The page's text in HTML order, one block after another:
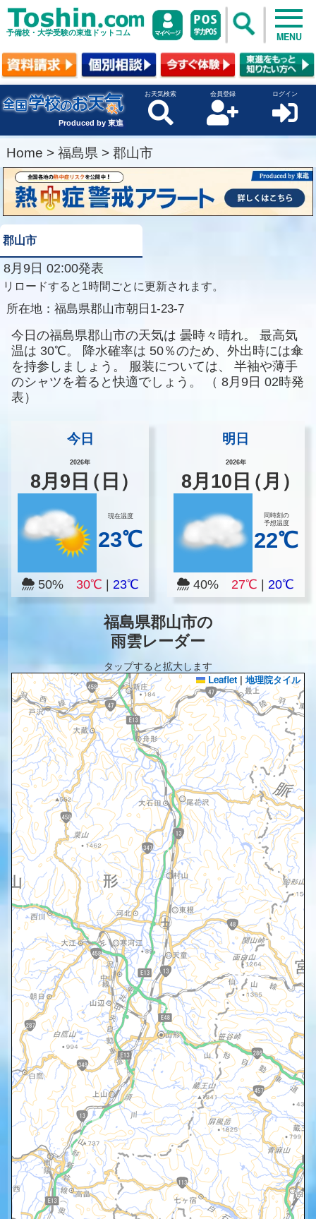
予備校・大学受験の東進ドットコム MENU
Produced by 東進
お天気検索 会員登録 ログイン
Home > 福島県 > 郡山市
郡山市
8月9日 02:00発表
リロードすると1時間ごとに更新されます。
所在地： 福島県郡山市朝日1-23-7
今日の福島県郡山市の天気は 曇時々晴れ。
最高気
温は 30℃。 降水確率は 50％のため、外出時には傘
を持参しましょう。
服装については、
半袖や薄手
のシャツを着ると快適でしょう。
（ 8月9日 02時発
表）
今日
2026年
8月 9 日（日）
現在温度
23℃
50% 30℃ 23℃
明日
2026年
8月 10 日（月）
同時刻の
予想温度
22℃
40% 27℃ |20℃
福島県郡山市の
雨雲レーダー
タップすると拡大します
Leaflet | 地理院タイル